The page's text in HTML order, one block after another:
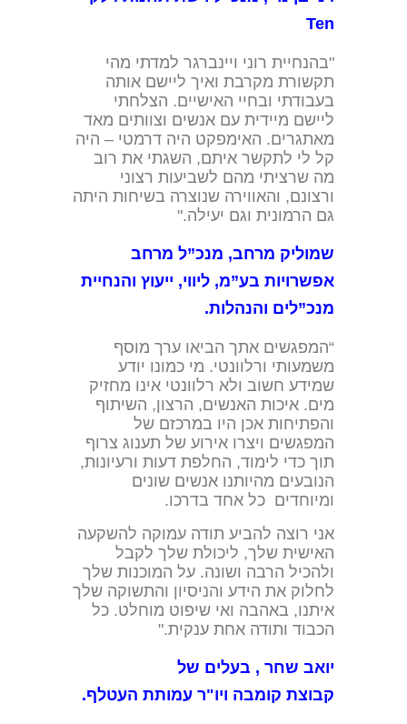
Ten
"בהנחיית רוני ויינברגר למדתי מהי
תקשורת מקרבת ואיך ליישם אותה
בעבודתי ובחיי האישיים. הצלחתי
ליישם מיידית עם אנשים וצוותים מאד
מאתגרים. האימפקט היה דרמטי – היה
קל לי לתקשר איתם, השגתי את רוב
מה שרציתי מהם לשביעות רצוני
ורצונם, והאווירה שנוצרה בשיחות היתה
גם הרמונית וגם יעילה."
שמוליק מרחב, מנכ”ל מרחב
אפשרויות בע”מ, ליווי, ייעוץ והנחיית
מנכ”לים והנהלות.
“המפגשים אתך הביאו ערך מוסף
משמעותי ורלוונטי. מי כמונו יודע
שמידע חשוב ולא רלוונטי אינו מחזיק
מים. איכות האנשים, הרצון, השיתוף
והפתיחות אכן היו במרכזם של
המפגשים ויצרו אירוע של תענוג צרוף
תוך כדי לימוד, החלפת דעות ורעיונות,
הנובעים מהיותנו אנשים שונים
ומיוחדים כל אחד בדרכו.
אני רוצה להביע תודה עמוקה להשקעה
האישית שלך, ליכולת שלך לקבל
ולהכיל הרבה ושונה. על המוכנות שלך
לחלוק את הידע והניסיון והתשוקה שלך
איתנו, באהבה ואי שיפוט מוחלט. כל
הכבוד ותודה אחת ענקית."
יואב שחר , בעלים של
קבוצת קומבה ויו"ר עמותת העטלף.